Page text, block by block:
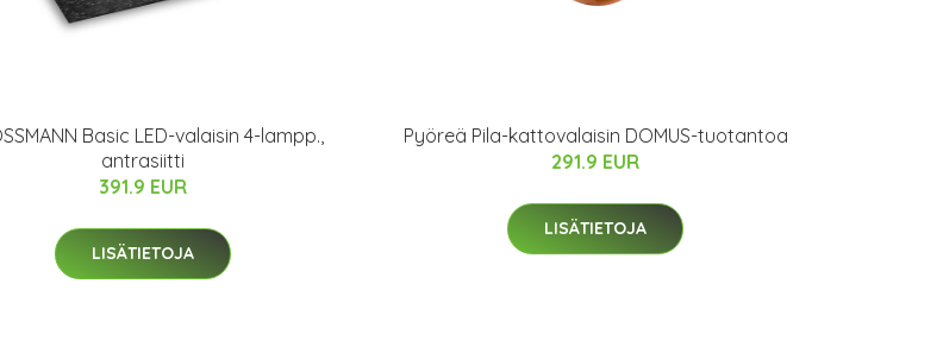
Basic LED-valaisin 4-lampp.,
antrasiitti
391.9 EUR
LISÄTIETOJA
Pyöreä Pila-kattovalaisin DOMUS-tuotantoa
291.9 EUR
LISÄTIETOJA